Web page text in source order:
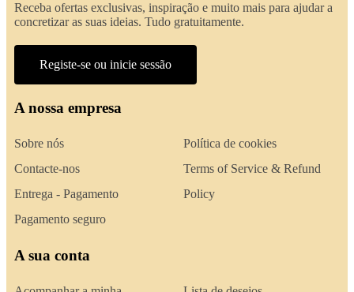
Receba ofertas exclusivas, inspiração e muito mais para ajudar a
concretizar as suas ideias. Tudo gratuitamente.
Registe-se ou inicie sessão
A nossa empresa
Sobre nós
Contacte-nos
Entrega - Pagamento
Pagamento seguro
Política de cookies
Terms of Service & Refund
Policy
A sua conta